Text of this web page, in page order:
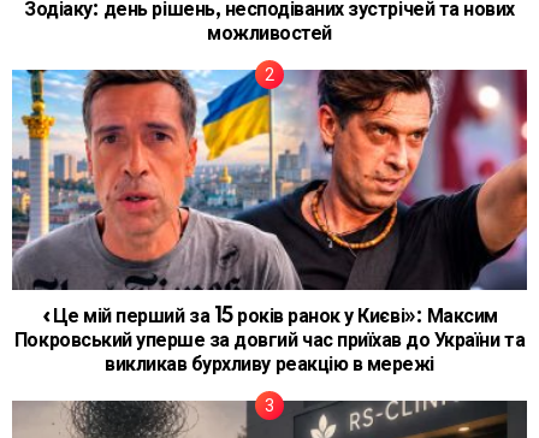
Зодіаку: день рішень, несподіваних зустрічей та нових
можливостей
«Це мій перший за 15 років ранок у Києві»: Максим
Покровський уперше за довгий час приїхав до України та
викликав бурхливу реакцію в мережі